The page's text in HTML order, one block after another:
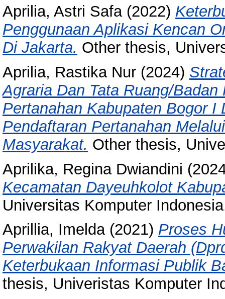
Aprilia, Astri Safa(2022)
Penggunaan Aplikasi Kencan
Di Jakarta. Other thesis,
Aprilia, Rastika Nur (2024)
Agraria Dan Tata Ruang/
Pertanahan Kabupaten Bogor
Pendaftaran Pertanahan
Masyarakat. Other thesis,
Aprilika, Regina Dwiandini
Kecamatan Dayeuhkolot
Universitas Komputer
Aprillia, Imelda(2021) Proses
Perwakilan Rakyat Daerah
Keterbukaan Informasi Publik
thesis, Univeristas Komputer